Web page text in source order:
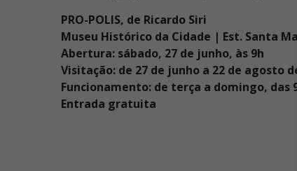
PRO-POLIS, de Ricardo Siri
Museu Histórico da Cidade | Est. Santa
Abertura: sábado, 27 de junho, às 9h
Visitação: de 27 de junho a 22 de agosto
Funcionamento: de terça a domingo, das
Entrada gratuita